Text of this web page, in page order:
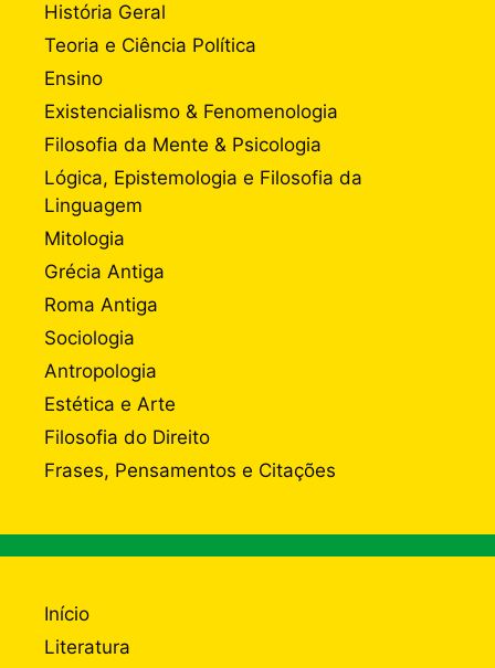
História Geral
Teoria e Ciência Política
Ensino
Existencialismo & Fenomenologia
Filosofia da Mente & Psicologia
Lógica, Epistemologia e Filosofia da
Linguagem
Mitologia
Grécia Antiga
Roma Antiga
Sociologia
Antropologia
Estética e Arte
Filosofia do Direito
Frases, Pensamentos e Citações
Início
Literatura